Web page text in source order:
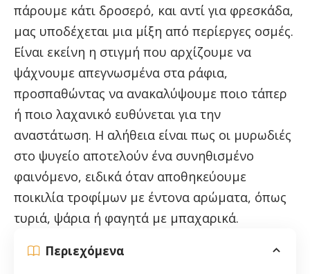
πάρουμε κάτι δροσερό, και αντί για φρεσκάδα,
μας υποδέχεται μια μίξη από περίεργες οσμές.
Είναι εκείνη η στιγμή που αρχίζουμε να
ψάχνουμε απεγνωσμένα στα ράφια,
προσπαθώντας να ανακαλύψουμε ποιο τάπερ
ή ποιο λαχανικό ευθύνεται για την
αναστάτωση. Η αλήθεια είναι πως οι μυρωδιές
στο ψυγείο αποτελούν ένα συνηθισμένο
φαινόμενο, ειδικά όταν αποθηκεύουμε
ποικιλία τροφίμων με έντονα αρώματα, όπως
τυριά, ψάρια ή φαγητά με μπαχαρικά.
Περιεχόμενα